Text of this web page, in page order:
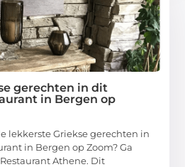
gerechten in dit
in Bergen op
lekkerste Griekse gerechten in
in Bergen op Zoom? Ga
Athene. Dit